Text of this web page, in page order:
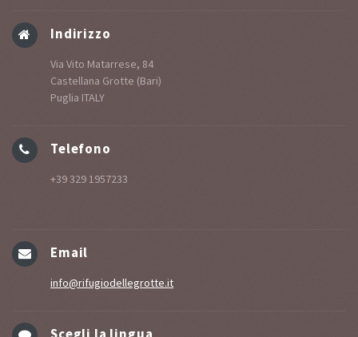
Indirizzo
Via Vito Matarrese, 84
Castellana Grotte (Bari)
Puglia ITALY
Telefono
+39 329 1957233
Email
info@rifugiodellegrotte.it